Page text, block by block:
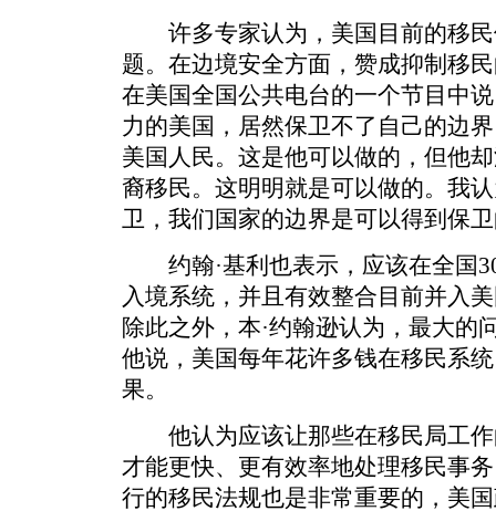
许多专家认为，美国目前的移民
题。在边境安全方面，赞成抑制移
在美国全国公共电台的一个节目中
力的美国，居然保卫不了自己的边
美国人民。这是他可以做的，但他
裔移民。这明明就是可以做的。我
卫，我们国家的边界是可以得到保
约翰·基利也表示，应该在全国
入境系统，并且有效整合目前并入
除此之外，本·约翰逊认为，最大的
他说，美国每年花许多钱在移民系
果。
他认为应该让那些在移民局工作
才能更快、更有效率地处理移民事
行的移民法规也是非常重要的，美